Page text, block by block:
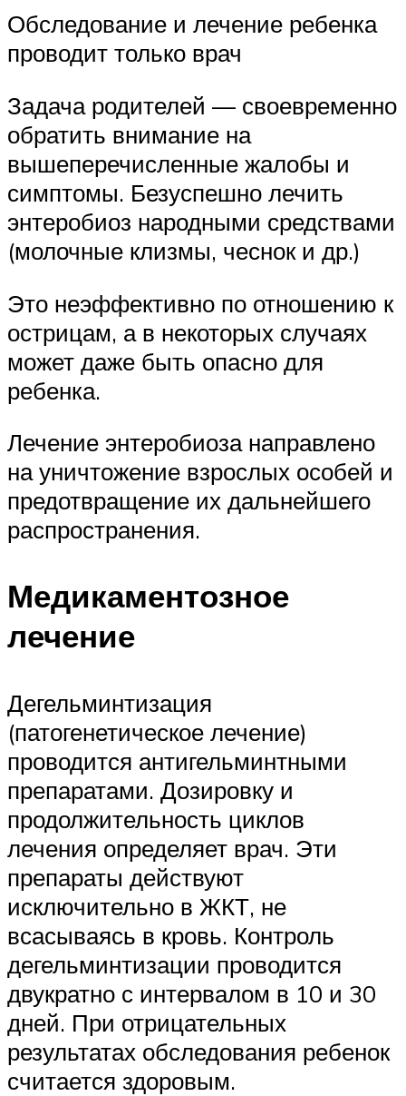
Обследование и лечение ребенка
проводит только врач
Задача родителей — своевременно
обратить внимание на
вышеперечисленные жалобы и
симптомы. Безуспешно лечить
энтеробиоз народными средствами
(молочные клизмы, чеснок и др.)
Это неэффективно по отношению к
острицам, а в некоторых случаях
может даже быть опасно для
ребенка.
Лечение энтеробиоза направлено
на уничтожение взрослых особей и
предотвращение их дальнейшего
распространения.
Медикаментозное
лечение
Дегельминтизация
(патогенетическое лечение)
проводится антигельминтными
препаратами. Дозировку и
продолжительность циклов
лечения определяет врач. Эти
препараты действуют
исключительно в ЖКТ, не
всасываясь в кровь. Контроль
дегельминтизации проводится
двукратно с интервалом в 10 и 30
дней. При отрицательных
результатах обследования ребенок
считается здоровым.